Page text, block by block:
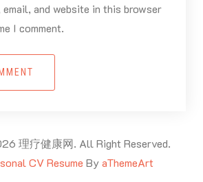
email, and website in this browser
I comment.
理疗健康网. All Right Reserved.
CV Resume ByaThemeArt